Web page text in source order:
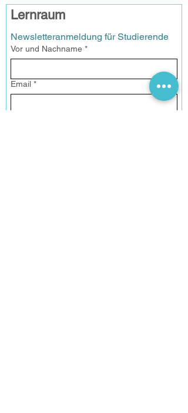
Lernraum
Newsletteranmeldung für Studierende
Vor und Nachname *
Email *